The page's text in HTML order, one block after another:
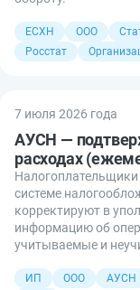
ЕСХН ООО
Росстат
7 июля 2026 года
АУСН —
расходах
системе
корректируют в
информацию об
учитываемые и
ИП ООО АУСН